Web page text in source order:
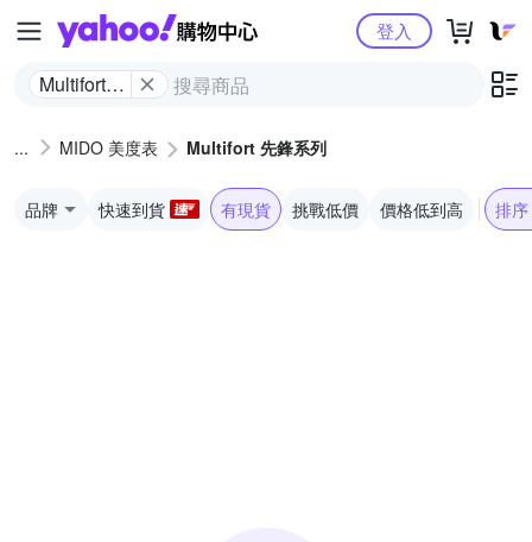
Yahoo購物中心
Multifort
登入
MIDO 美度表 Multifort 先鋒系列
品牌 快速到貨 有現貨 挑戰低價 價格低到高 排序